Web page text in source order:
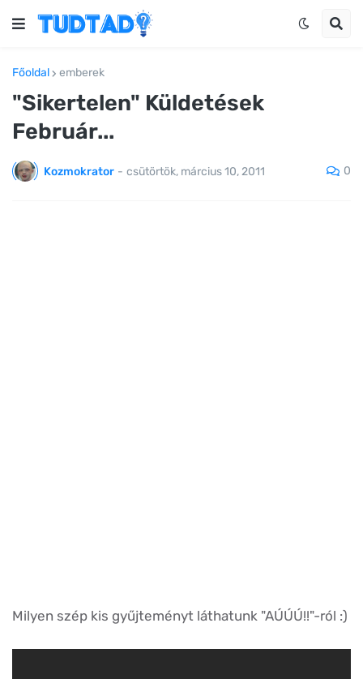
Főoldal emberek
"Sikertelen" Küldetések
Február...
Kozmokrator - csütörtök, március 10, 2011 0
Milyen szép kis gyűjteményt láthatunk "AÚÚÚ!!"-ról :)